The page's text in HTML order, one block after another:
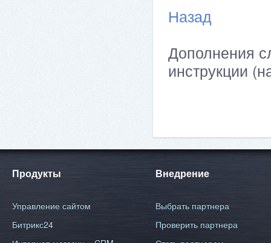
Назад
Дополнения
инструкции
Продукты
Управление сайтом
Битрикс24
Внедрение
Выбрать партнера
Проверить партнера